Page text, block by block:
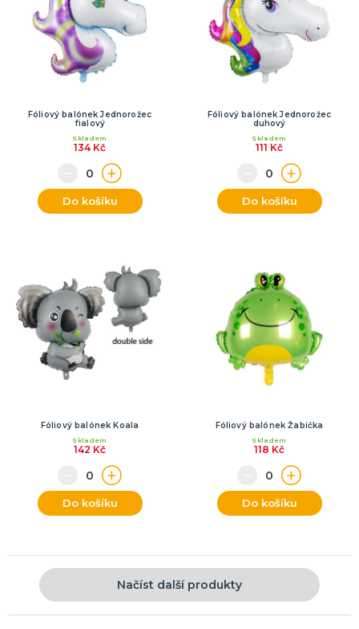
Fóliový balónek Jednorožec
fialový
134 Kč
Skladem
Do košíku
Fóliový balónek Jednorožec
duhový
111 Kč
Skladem
Do košíku
Fóliový balónek Koala
142 Kč
Skladem
Do košíku
Fóliový balónek Žabička
118 Kč
Skladem
Do košíku
Načíst další produkty